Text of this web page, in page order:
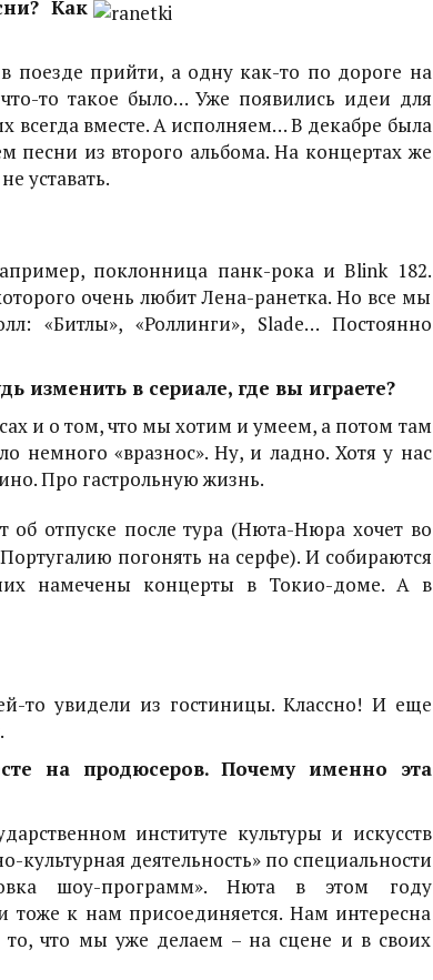
Как
поезде прийти, а одну как-то по дороге на
то такое было… Уже появились идеи для
вместе. А исполняем… В декабре была
песни из второго альбома. На концертах же
уставать.
поклонница панк-рока иBlink182.
очень любит Лена-ранетка. Но все мы
«Битлы», «Роллинги», Slade… Постоянно
изменить в сериале, где вы играете?
и о том, что мы хотим и умеем, а потом там
немного «вразнос». Ну, и ладно. Хотя у нас
Про гастрольную жизнь.
об отпуске после тура (Нюта-Нюра хочет во
погонять на серфе). И собираются
намечены концерты в Токио-доме. А в
то увидели из гостиницы. Классно! И еще
на продюсеров. Почему именно эта
институте культуры и искусств
культурная деятельность» по специальности
шоу-программ». Нюта в этом году
тоже к нам присоединяется. Нам интересна
то, что мы уже делаем – на сцене и в своих